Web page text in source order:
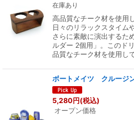
在庫あり
高品質なチーク材を使用
日々のリラックスタイム
さらに素敵に演出するた
ルダー 2個用」。このド
品質なチーク材を使用し
ボートメイツ クルージ
5,280円(税込)
オープン価格